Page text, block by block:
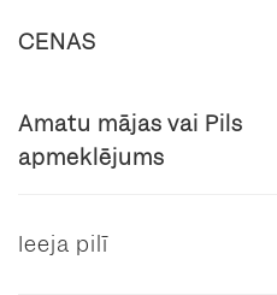
CENAS
Amatu mājas vai Pils
apmeklējums
Ieeja pilī